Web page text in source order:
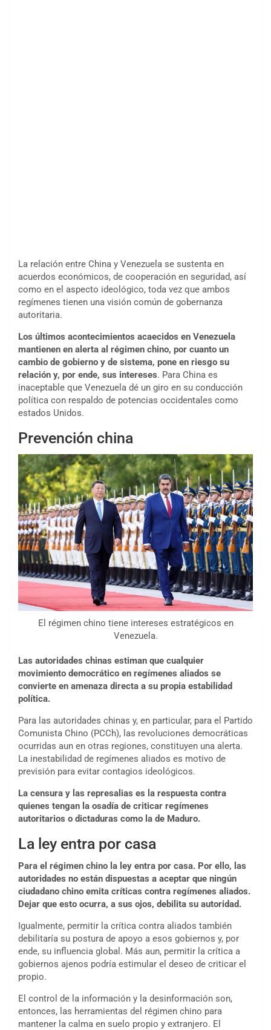
La relación entre China y Venezuela se sustenta en
acuerdos económicos, de cooperación en seguridad, así
como en el aspecto ideológico, toda vez que ambos
regímenes tienen una visión común de gobernanza
autoritaria.
Los últimos acontecimientos acaecidos en Venezuela
mantienen en alerta al régimen chino, por cuanto un
cambio de gobierno y de sistema, pone en riesgo su
relación y, por ende, sus intereses. Para China es
inaceptable que Venezuela dé un giro en su conducción
política con respaldo de potencias occidentales como
estados Unidos.
Prevención china
El régimen chino tiene intereses estratégicos en
Venezuela.
Las autoridades chinas estiman que cualquier
movimiento democrático en regímenes aliados se
convierte en amenaza directa a su propia estabilidad
política.
Para las autoridades chinas y, en particular, para el Partido
Comunista Chino (PCCh), las revoluciones democráticas
ocurridas aun en otras regiones, constituyen una alerta.
La inestabilidad de regímenes aliados es motivo de
previsión para evitar contagios ideológicos.
La censura y las represalias es la respuesta contra
quienes tengan la osadía de criticar regímenes
autoritarios o dictaduras como la de Maduro.
La ley entra por casa
Para el régimen chino la ley entra por casa. Por ello, las
autoridades no están dispuestas a aceptar que ningún
ciudadano chino emita críticas contra regímenes aliados.
Dejar que esto ocurra, a sus ojos, debilita su autoridad.
Igualmente, permitir la crítica contra aliados también
debilitaría su postura de apoyo a esos gobiernos y, por
ende, su influencia global. Más aun, permitir la crítica a
gobiernos ajenos podría estimular el deseo de criticar el
propio.
El control de la información y la desinformación son,
entonces, las herramientas del régimen chino para
mantener la calma en suelo propio y extranjero. El